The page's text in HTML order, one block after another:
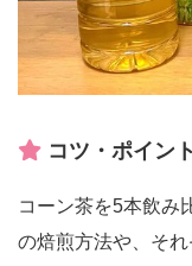
コツ・ポイント
コーン茶を5本飲み
の焙煎方法や、そ